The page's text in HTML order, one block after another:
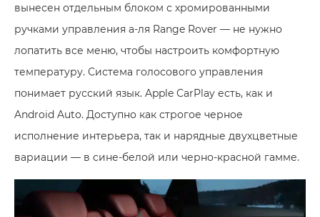
вынесен отдельным блоком с хромированными
ручками управления а-ля Range Rover — не нужно
лопатить все меню, чтобы настроить комфортную
температуру. Система голосового управления
понимает русский язык. Apple CarPlay есть, как и
Android Auto. Доступно как строгое черное
исполнение интерьера, так и нарядные двухцветные
вариации — в сине-белой или черно-красной гамме.